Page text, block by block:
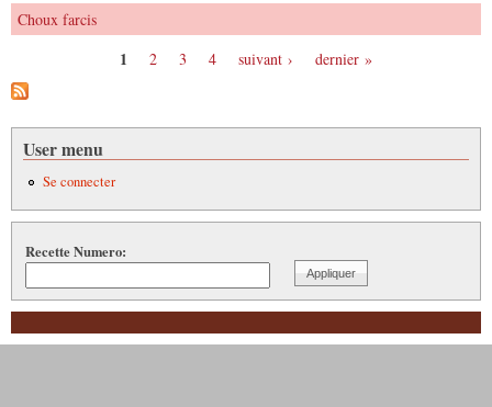
Choux farcis
1 2 3 4 suivant › dernier »
User menu
Se connecter
Recette Numero: